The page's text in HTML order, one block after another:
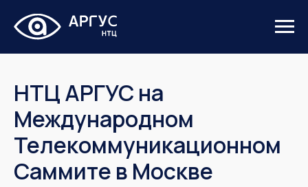
НТЦ АРГУС на
Международном
Телекоммуникационном
Саммите в Москве